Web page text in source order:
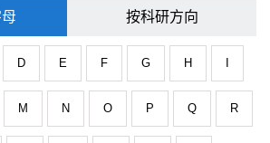
按科研方向
D E F G H
M N O P Q R